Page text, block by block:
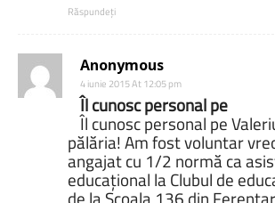
Răspundeți
Anonymous
4 iunie 2015 At 12:05 pm
Îl cunosc personal pe
Îl cunosc personal pe
pălăria! Am fost voluntar
angajat cu 1/2 normă ca
educațional la Clubul de
de la Școala 136 din